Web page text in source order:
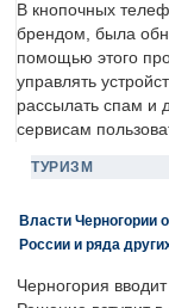
В кнопочных
брендом, была
помощью этого
управлять
рассылать спам и
сервисам
ТУРИЗМ
Власти Черногории
России и ряда
Черногория